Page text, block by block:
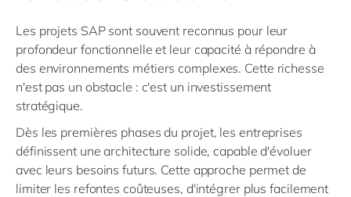
Les projets SAP sont souvent reconnus pour leur
profondeur fonctionnelle et leur capacité à répondre à
des environnements métiers complexes. Cette richesse
n'est pas un obstacle : c'est un investissement
stratégique.
Dès les premières phases du projet, les entreprises
définissent une architecture solide, capable d'évoluer
avec leurs besoins futurs. Cette approche permet de
limiter les refontes coûteuses, d'intégrer plus facilement